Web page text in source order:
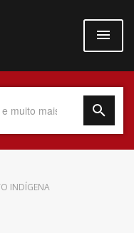
INDÍGENA